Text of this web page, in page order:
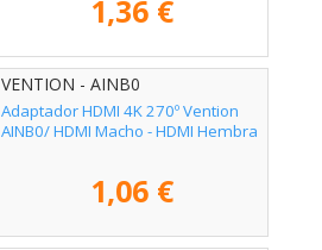
1,36 €
VENTION - AINB0
Adaptador HDMI 4K 270º Vention
AINB0/ HDMI Macho - HDMI Hembra
1,06 €